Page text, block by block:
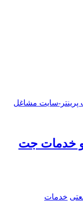
و خدمات جت
خدمات